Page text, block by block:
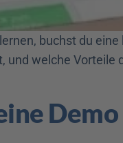
buchst du
und welche Vorteile